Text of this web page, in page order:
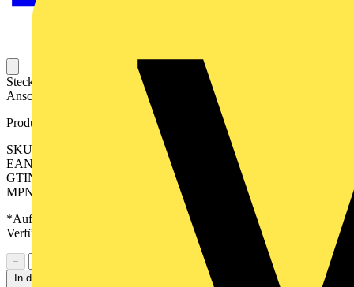
Steckbarer Leiterplatten-Anschluss mit innovatiever
Anschlusstechnologie für eine sichere und intuitive Handhabung.
Produktkennzeichen
SKU: 2645840000
EAN: 04050118641134
GTIN: 04050118641134
MPN: CH 5.00/12/90 3.9SN GN BX
*Auf Anfrage verfügbar - bitte in den Warenkorb legen, um
Verfügbarkeit zu prüfen
−
In den Warenkorb